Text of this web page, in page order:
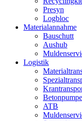
Presyn
Logbloc
Materialannahme
Bauschutt
Aushub
Logistik
ATB